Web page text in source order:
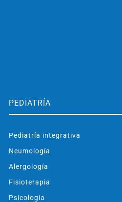
PEDIATRÍA
Pediatría integrativa
Neumología
Alergología
Fisioterapia
Psicología